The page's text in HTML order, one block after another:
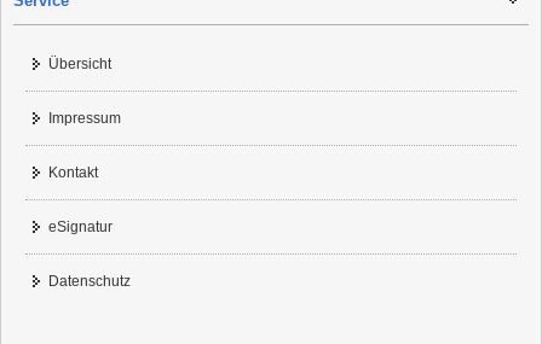
Übersicht
Impressum
Kontakt
eSignatur
Datenschutz